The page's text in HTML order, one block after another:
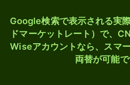
Google検索で表示される実
ドマーケットレート）で、
Wiseアカウントなら、スマ
両替が可能で